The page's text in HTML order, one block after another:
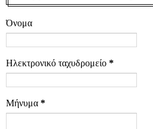
Όνομα
Ηλεκτρονικό ταχυδρομείο *
Μήνυμα *